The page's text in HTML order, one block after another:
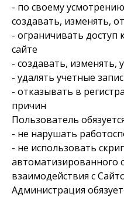
- по своему
создавать, изменять,
- ограничивать
сайте
- создавать,
- удалять учетные
- отказывать в
причин
Пользователь
- не нарушать
- не использовать
автоматизированного
взаимодействия с
Администрация